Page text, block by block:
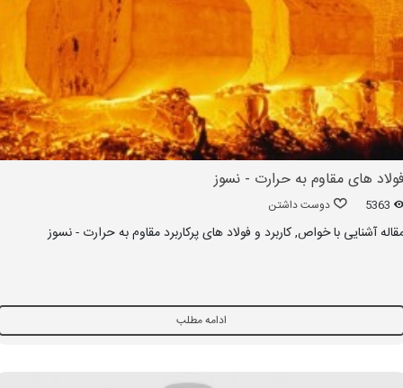
های مقاوم به حرارت - نسوز
5363 دوست داشتن
آشنایی با خواص, کاربرد و فولاد های پرکاربرد مقاوم به حرارت - نسوز
ادامه مطلب